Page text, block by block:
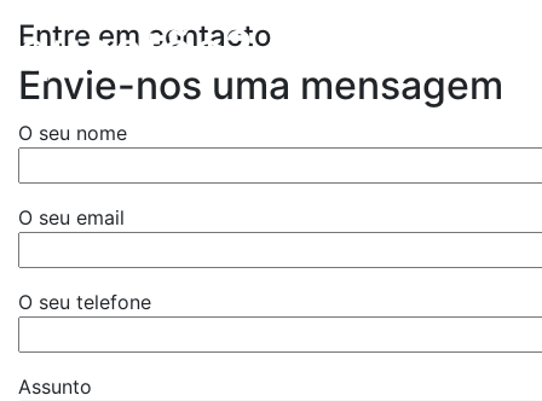
Entre em contacto
Envie-nos uma mensagem
O seu nome
O seu email
O seu telefone
Assunto